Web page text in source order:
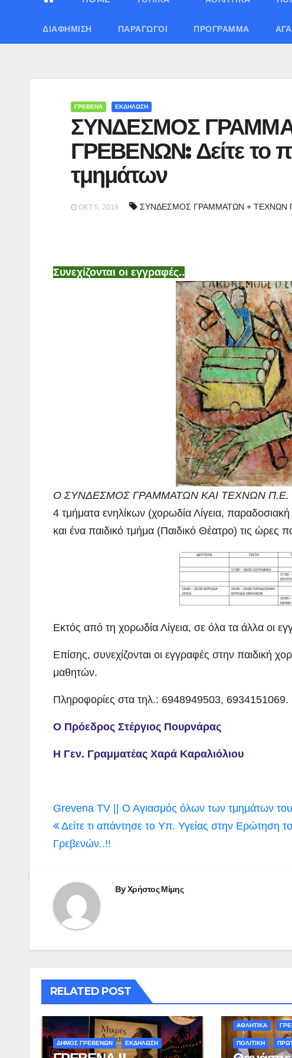
ΔΙΑΦΉΜΙΣΗ ΠΑΡΑΓΩΓΟΊ ΠΡΌΓΡΑΜΜΑ
ΓΡΕΒΕΝΑ ΕΚΔΗΛΩΣΗ
ΣΥΝΔΕΣΜΟΣ
ΓΡΕΒΕΝΩΝ: Δείτε το
τμημάτων
ΟΚΤ 5, 2019 ΣΥΝΔΕΣΜΟΣ ΓΡΑΜΜΑΤΩΝ + ΤΕΧΝΩΝ
Συνεχίζονται οι εγγραφές..
Ο ΣΥΝΔΕΣΜΟΣ ΓΡΑΜΜΑΤΩΝ ΚΑΙ ΤΕΧΝΩΝ
4 τμήματα ενηλίκων (χορωδία Λίγεια,
και ένα παιδικό τμήμα (Παιδικό Θέατρο) τις
Εκτός από τη χορωδία Λίγεια, σε όλα τα άλλα οι
Επίσης, συνεχίζονται οι εγγραφές στην παιδική
μαθητών.
Πληροφορίες στα τηλ.: 6948949503, 6934151069.
Ο Πρόεδρος Στέργιος Πουρνάρας
Η Γεν. Γραμματέας Χαρά Καραλιόλιου
Πλοήγηση
άρθρων
Grevena TV || Ο Αγιασμός όλων των τμημάτων
Δείτε τι απάντησε το Υπ. Υγείας στην Ερώτηση
Γρεβενών..!!
ByΧρήστος Μίμης
RELATED POST
ΔΗΜΟΣ ΓΡΕΒΕΝΩΝ ΕΚΔΗΛΩΣΗ
ΑΘΛΗΤΙΚΑ
ΠΟΛΙΤΙΚΗ